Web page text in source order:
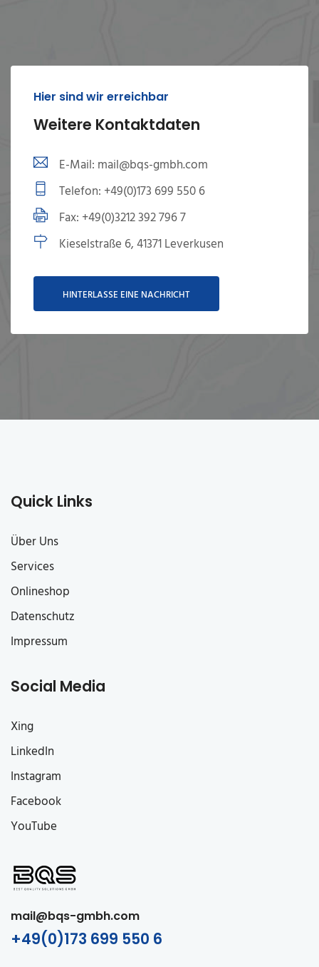
Hier sind wir erreichbar
Weitere Kontaktdaten
E-Mail: mail@bqs-gmbh.com
Telefon: +49(0)173 699 550 6
Fax: +49(0)3212 392 796 7
Kieselstraße 6, 41371 Leverkusen
HINTERLASSE EINE NACHRICHT
Quick Links
Über Uns
Services
Onlineshop
Datenschutz
Impressum
Social Media
Xing
LinkedIn
Instagram
Facebook
YouTube
mail@bqs-gmbh.com
+49(0)173 699 550 6